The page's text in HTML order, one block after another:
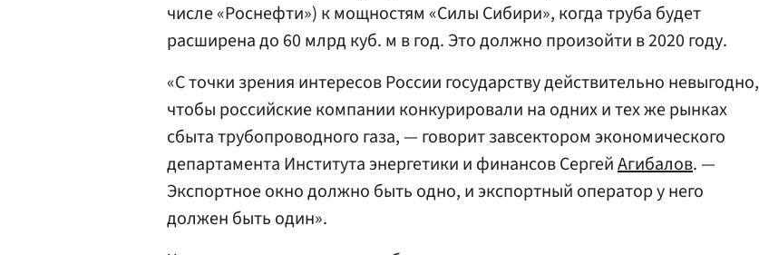
числе «Роснефти») к мощностям «Силы Сибири», когда труба будет
расширена до 60 млрд куб. м в год. Это должно произойти в 2020 году.
«С точки зрения интересов России государству действительно невыгодно,
чтобы российские компании конкурировали на одних и тех же рынках
сбыта трубопроводного газа, — говорит завсектором экономического
департамента Института энергетики и финансов СергейАгибалов. —
Экспортное окно должно быть одно, и экспортный оператор у него
должен быть один».